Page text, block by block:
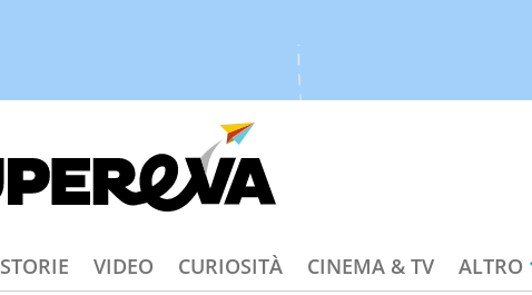
STORIE VIDEO CURIOSITÀ CINEMA & TV ALTRO